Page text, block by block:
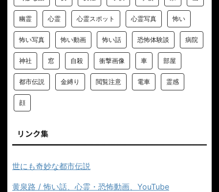
幽霊 心霊 心霊スポット 心霊写真 怖い
怖い写真 怖い動画 怖い話 恐怖体験談 病院
神社 窓 自殺 衝撃画像 車 部屋
都市伝説 金縛り 閲覧注意 電車 霊感
顔
リンク集
世にも奇妙な都市伝説
黄泉路 / 怖い話、心霊・恐怖動画、YouTube